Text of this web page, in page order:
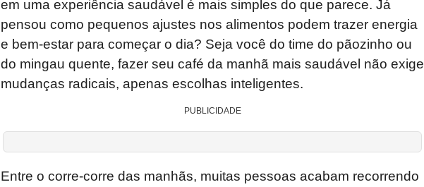
em uma experiência saudável é mais simples do que parece. Já
pensou como pequenos ajustes nos alimentos podem trazer energia
e bem-estar para começar o dia? Seja você do time do pãozinho ou
do mingau quente, fazer seu café da manhã mais saudável não exige
mudanças radicais, apenas escolhas inteligentes.
PUBLICIDADE
Entre o corre-corre das manhãs, muitas pessoas acabam recorrendo